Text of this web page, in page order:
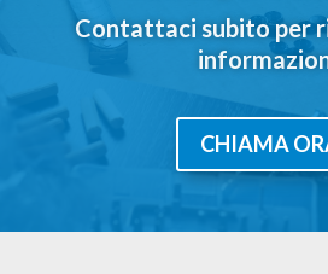
Contattaci subito per
CHIAMA